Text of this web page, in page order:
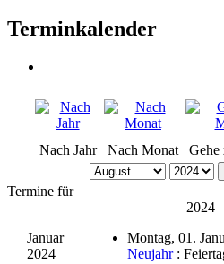
Terminkalender
Nach Jahr Nach Monat Gehe
Termine für
2024
Januar
2024
Montag, 01.
Neujahr: